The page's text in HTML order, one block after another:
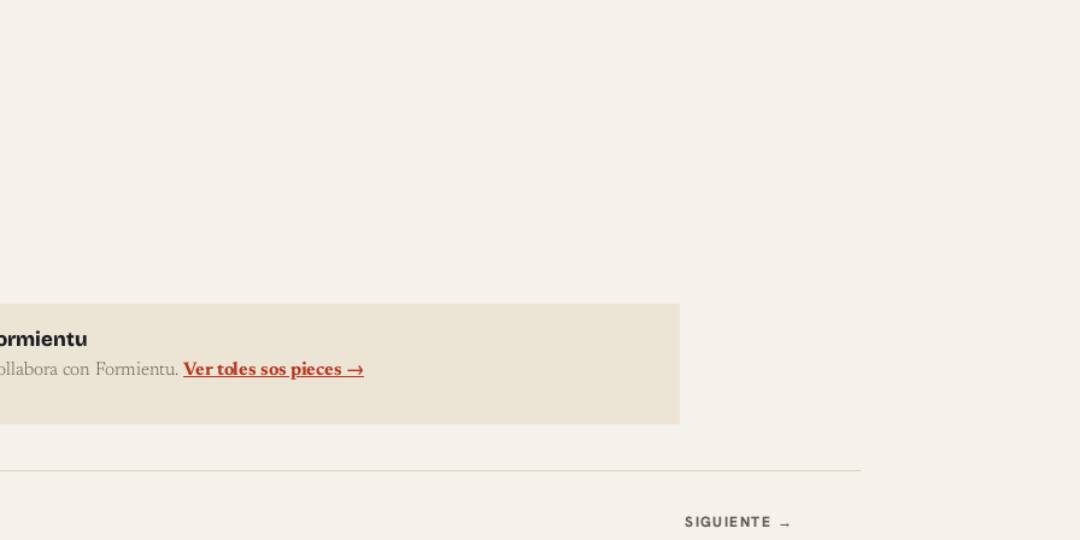
con Formientu. Ver toles sos pieces →
pieces SIGUIENTE →